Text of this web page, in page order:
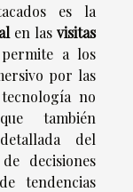
es la
en lasvisitas
a los
por las
no
también
del
decisiones
tendencias